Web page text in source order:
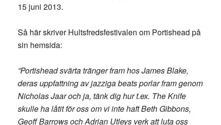
15 juni 2013.
Så här skriver Hultsfredsfestivalen om Portishead på
sin hemsida:
”Portishead svärta tränger fram hos James Blake,
deras uppfattning av jazziga beats porlar fram genom
Nicholas Jaar och ja, tänk dig hur t.ex. The Knife
skulle ha låtit för oss om vi inte haft Beth Gibbons,
Geoff Barrows och Adrian Utleys verk att luta oss